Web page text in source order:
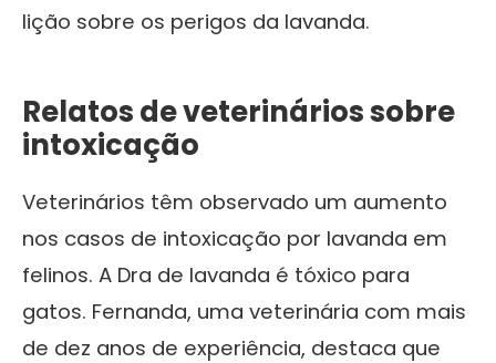
lição sobre os perigos da lavanda.
Relatos de veterinários sobre
intoxicação
Veterinários têm observado um aumento
nos casos de intoxicação por lavanda em
felinos. A Dra de lavanda é tóxico para
gatos. Fernanda, uma veterinária com mais
de dez anos de experiência, destaca que